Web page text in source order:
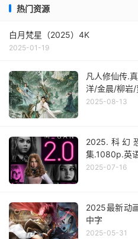
热门资源
白月梵星（2025）4K
2025-01-19
凡人修仙传.
洋/金晨/柳岩/
2025-08-13
2025.科幻
集.1080p.英
2025-07-16
2025最新动
中字
2025-05-31